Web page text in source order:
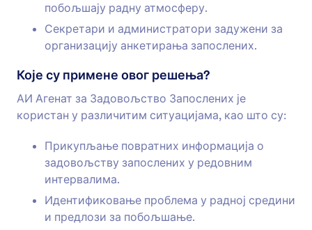
побољшају радну атмосферу.
Секретари и администратори задужени за
организацију анкетирања запослених.
Које су примене овог решења?
АИ Агенат за Задовољство Запослених је
користан у различитим ситуацијама, као што су:
Прикупљање повратних информација о
задовољству запослених у редовним
интервалима.
Идентификовање проблема у радној средини
и предлози за побољшање.